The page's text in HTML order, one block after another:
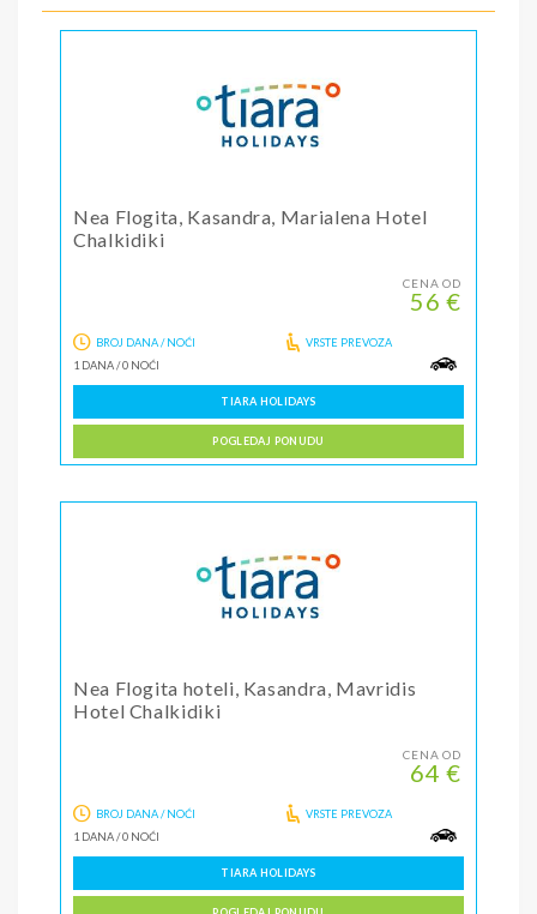
Nea Flogita, Kasandra, Marialena Hotel
Chalkidiki
CENA OD
56 €
BROJ DANA / NOĆI
1 DANA/0 NOĆI
VRSTE PREVOZA
TIARA HOLIDAYS
POGLEDAJ PONUDU
Nea Flogita hoteli, Kasandra, Mavridis
Hotel Chalkidiki
CENA OD
64 €
BROJ DANA / NOĆI
1 DANA/0 NOĆI
VRSTE PREVOZA
TIARA HOLIDAYS